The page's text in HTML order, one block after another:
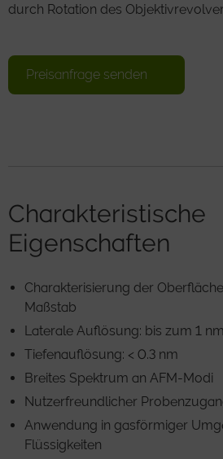
durch Rotation des
Preisanfrage senden
Charakteristische
Eigenschaften
Charakterisierung der
Maßstab
Laterale Auflösung: bis zum 1 nm
Tiefenauflösung: < 0.3 nm
Breites Spektrum an AFM-Modi
Nutzerfreundlicher
Anwendung in gasförmiger
Flüssigkeiten